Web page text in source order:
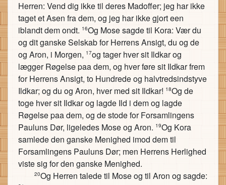
Herren: Vend dig ikke til deres Madoffer; jeg har ikke
taget et Asen fra dem, og jeg har ikke gjort een
iblandt dem ondt. 16Og Mose sagde til Kora: Vær du
og dit ganske Selskab for Herrens Ansigt, du og de
og Aron, i Morgen, 17og tager hver sit Ildkar og
lægger Røgelse paa dem, og hver føre sit Ildkar frem
for Herrens Ansigt, to Hundrede og halvtredsindstyve
Ildkar; og du og Aron, hver med sit Ildkar! 18Og de
toge hver sit Ildkar og lagde Ild i dem og lagde
Røgelse paa dem, og de stode for Forsamlingens
Pauluns Dør, ligeledes Mose og Aron. 19Og Kora
samlede den ganske Menighed imod dem til
Forsamlingens Pauluns Dør; men Herrens Herlighed
viste sig for den ganske Menighed.
20Og Herren talede til Mose og til Aron og sagde: